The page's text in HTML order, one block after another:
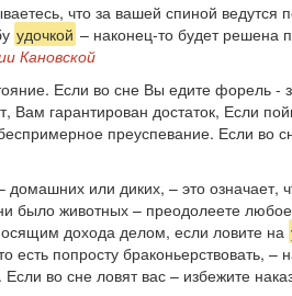
что за вашей спиной ведутся
удочкой – наконец-то будет решена
Кановской
Если во сне Вы едите форель -
Вам гарантирован достаток, Если
преуспевание. Если во
или диких, – это означает,
было животных – преодолеете
дохода делом, если ловите на
попросту браконьерствовать, –
во сне ловят вас – избежите